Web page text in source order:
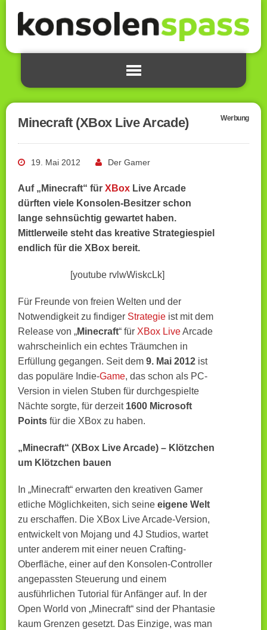
Minecraft (XBox Live Arcade) Werbung
19. Mai 2012 Der Gamer
Auf „Minecraft“ für XBox Live Arcade
dürften viele Konsolen-Besitzer schon
lange sehnsüchtig gewartet haben.
Mittlerweile steht das kreative Strategiespiel
endlich für die XBox bereit.
[youtube rvlwWiskcLk]
Für Freunde von freien Welten und der
Notwendigkeit zu findiger Strategie ist mit dem
Release von „Minecraft“ für XBox LiveArcade
wahrscheinlich ein echtes Träumchen in
Erfüllung gegangen. Seit dem 9. Mai 2012 ist
das populäre Indie-Game, das schon als PC-
Version in vielen Stuben für durchgespielte
Nächte sorgte, für derzeit 1600 Microsoft
Points für die XBox zu haben.
„Minecraft“ (XBox Live Arcade) – Klötzchen
um Klötzchen bauen
In „Minecraft“ erwarten den kreativen Gamer
etliche Möglichkeiten, sich seine eigene Welt
zu erschaffen. Die XBox Live Arcade-Version,
entwickelt von Mojang und 4J Studios, wartet
unter anderem mit einer neuen Crafting-
Oberfläche, einer auf den Konsolen-Controller
angepassten Steuerung und einem
ausführlichen Tutorial für Anfänger auf. In der
Open World von „Minecraft“ sind der Phantasie
kaum Grenzen gesetzt. Das Einzige, was man